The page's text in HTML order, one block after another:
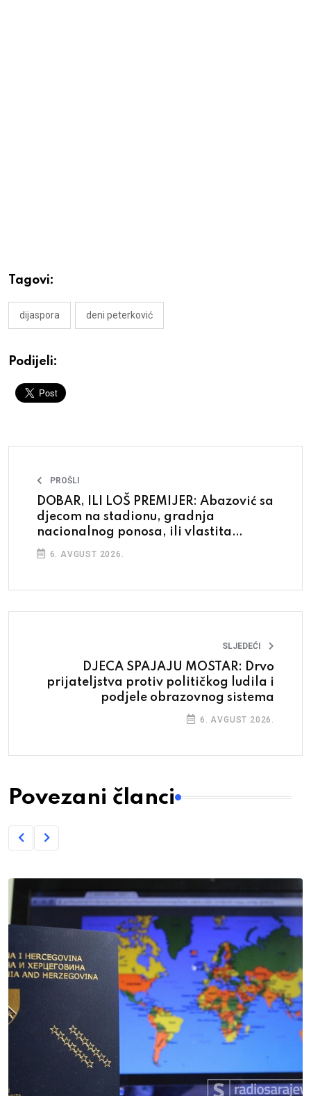
Tagovi:
dijaspora deni peterković
Podijeli:
PROŠLI
DOBAR, ILI LOŠ PREMIJER: Abazović sa
djecom na stadionu, gradnja
nacionalnog ponosa, ili vlastita
politička promocija
6. AVGUST 2026.
SLJEDEĆI
DJECA SPAJAJU MOSTAR: Drvo
prijateljstva protiv političkog ludila i
podjele obrazovnog sistema
6. AVGUST 2026.
Povezani članci